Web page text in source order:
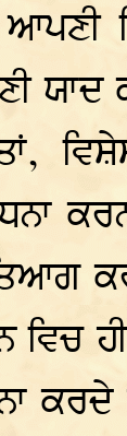
ਯਾਦ
ਵਿਚ